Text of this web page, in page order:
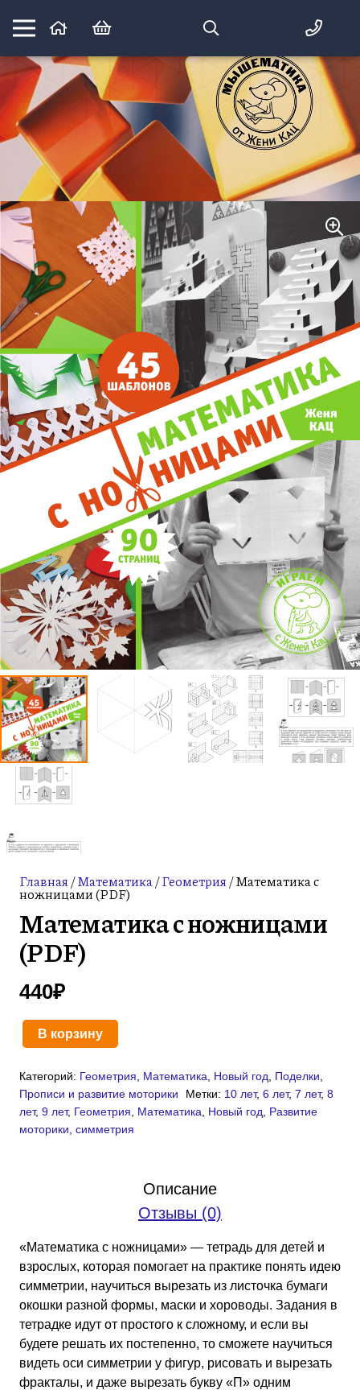
Математика вприпрыжку:
идеи и игры для детей и их родителей
Главная/Математика/Геометрия/ Математика с
ножницами (PDF)
Математика с ножницами
(PDF)
440₽
Количество
Математика
с
ножницами
(PDF)
В корзину
Категорий: Геометрия Математика Новый год Поделки
Прописи и развитие моторики
Метки: 10 лет, 6 лет, 7 лет, 8
лет, 9 лет, Геометрия Математика Новый год
Развитие
моторики симметрия
Описание
Отзывы (0)
«Математика с ножницами» — тетрадь для детей и
взрослых, которая помогает на практике понять идею
симметрии, научиться вырезать из листочка бумаги
окошки разной формы, маски и хороводы. Задания в
тетрадке идут от простого к сложному, и если вы
будете решать их постепенно, то сможете научиться
видеть оси симметрии у фигур, рисовать и вырезать
фракталы, и даже вырезать букву «П» одним